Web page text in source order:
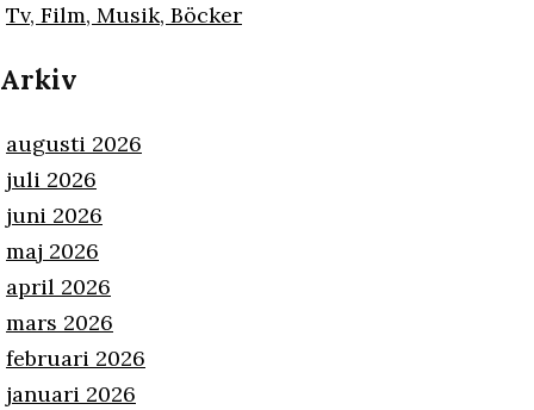
Tv, Film, Musik, Böcker
Arkiv
augusti 2026
juli 2026
juni 2026
maj 2026
april 2026
mars 2026
februari 2026
januari 2026